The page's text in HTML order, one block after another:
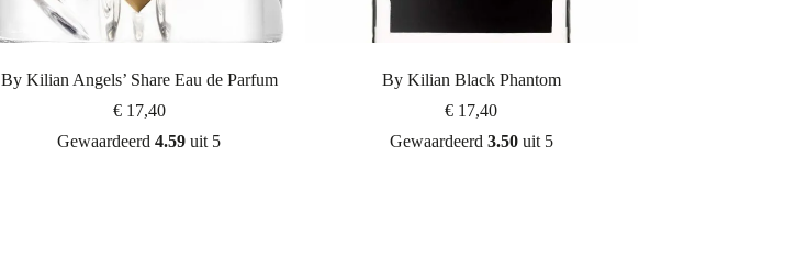
By Kilian Angels’ Share Eau de Parfum
€17,40
Gewaardeerd4.59 uit 5
By Kilian Black Phantom
€ 17,40
Gewaardeerd 3.50uit 5